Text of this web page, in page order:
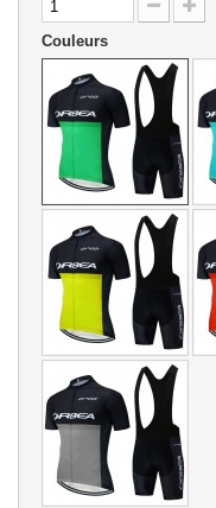
Couleurs